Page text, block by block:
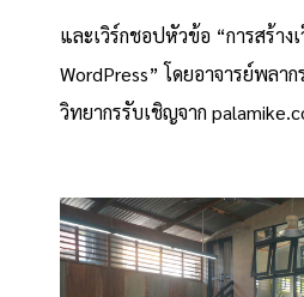
และเวิร์กชอปหัวข้อ “การสร้าง
WordPress” โดยอาจารย์พลา
วิทยากรรับเชิญจาก